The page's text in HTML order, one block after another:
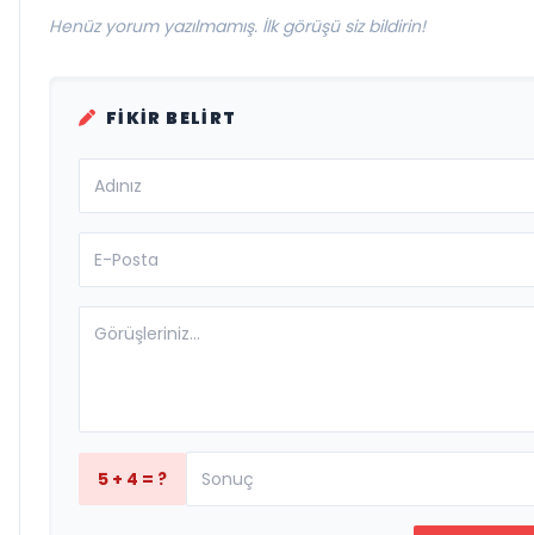
Henüz yorum yazılmamış. İlk görüşü siz bildirin!
FIKIR BELIRT
5 + 4 = ?